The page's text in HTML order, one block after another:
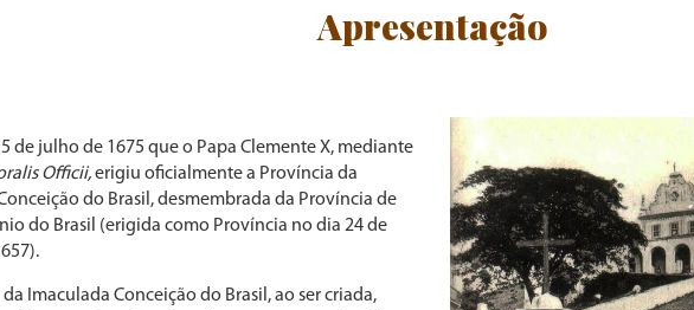
Apresentação
de julho de 1675 que o Papa Clemente X, mediante
Officii,erigiu oficialmente a Província da
do Brasil, desmembrada da Província de
do Brasil (erigida como Província no dia 24 de
Imaculada Conceição do Brasil, ao ser criada,